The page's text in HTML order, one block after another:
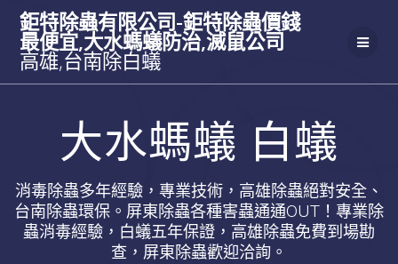
Skip
to
content
鉅特除蟲有限公司-鉅特除蟲價錢
最便宜,大水螞蟻防治,滅鼠公司
高雄,台南除白蟻
大水螞蟻 白蟻
消毒除蟲多年經驗，專業技術，高雄除蟲絕對安全、
台南除蟲環保。屏東除蟲各種害蟲通通OUT！專業除
蟲消毒經驗，白蟻五年保證，高雄除蟲免費到場勘
查，屏東除蟲歡迎洽詢。